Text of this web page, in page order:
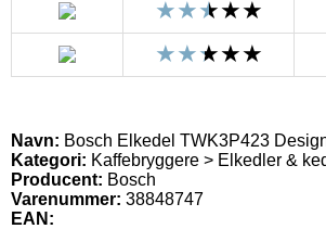
Navn: Bosch Elkedel TWK3P423
Kategori: Kaffebryggere > Elkedler &
Producent: Bosch
Varenummer: 38848747
EAN: